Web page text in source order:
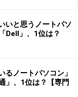
いと思うノートパソ
Dell」、1位は？
るノートパソコン」
」、1位は？【専門